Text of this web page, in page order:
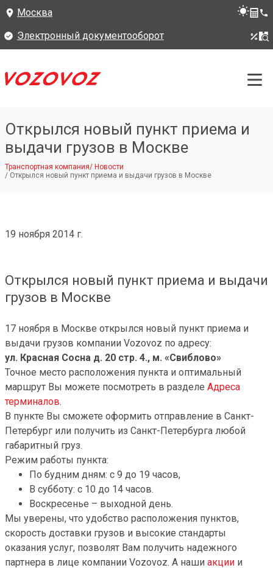
Москва
Электронный документооборот
Открылся новый пункт приема и
выдачи грузов в Москве
Транспортная компания/ Новости
/ Открылся новый пункт приема и выдачи грузов в Москве
19 ноября 2014 г.
Открылся новый пункт приема и выдачи
грузов в Москве
17 ноября в Москве открылся новый пункт приема и
выдачи грузов компании Vozovoz по адресу:
ул. Красная Сосна д. 20 стр. 4., м. «Свиблово»
Точное место расположения пункта и оптимальный
маршрут Вы можете посмотреть в разделе Адреса
терминалов.
В пункте Вы сможете оформить отправление в Санкт-
Петербург или получить из Санкт-Петербурга любой
габаритный груз.
Режим работы пункта:
По будним дням: с 9 до 19 часов,
В субботу: с 10 до 14 часов.
Воскресенье – выходной день.
Мы уверены, что удобство расположения пунктов,
скорость доставки грузов и высокие стандарты
оказания услуг, позволят Вам получить надежного
партнера в лице компании Vozovoz. А наши акции и